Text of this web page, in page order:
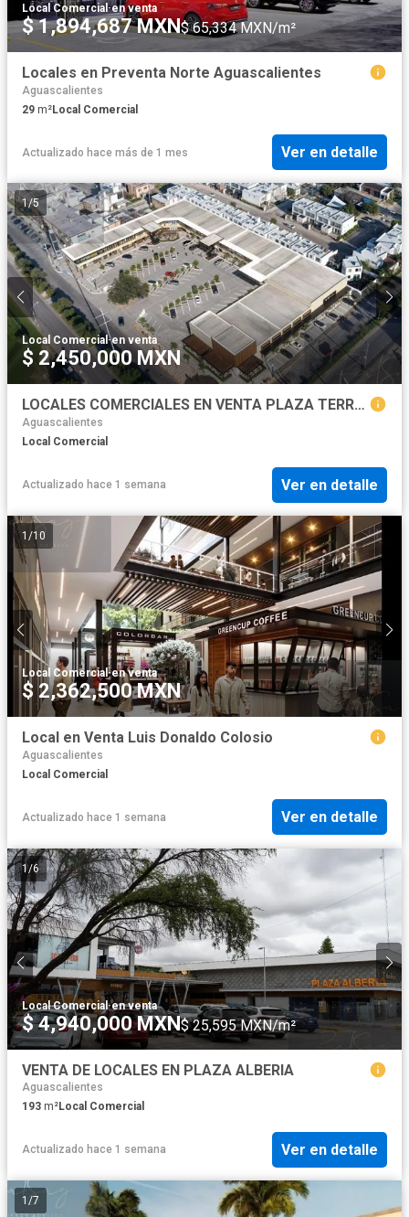
Local Comercial·en venta
$ 1,894,687 MXN$ 65,334 MXN/m²
Locales en Preventa Norte Aguascalientes
Aguascalientes
29 m²Local Comercial
Actualizado hace más de 1 mes Ver en detalle
1/5
Local Comercial ·en venta
$ 2,450,000 MXN
LOCALES COMERCIALES EN VENTA PLAZA TERRASUR, AGUASCALIENTES
Aguascalientes
Local Comercial
Actualizado hace 1 semana Ver en detalle
1 /10
Local Comercial ·en venta
$ 2,362,500 MXN
Local en Venta Luis Donaldo Colosio
Aguascalientes
Local Comercial
Actualizado hace 1 semana Ver en detalle
1/6
Local Comercial·en venta
$ 4,940,000 MXN$ 25,595 MXN/m²
VENTA DE LOCALES EN PLAZA ALBERIA
Aguascalientes
193 m²Local Comercial
Actualizado hace 1 semana Ver en detalle
1/7